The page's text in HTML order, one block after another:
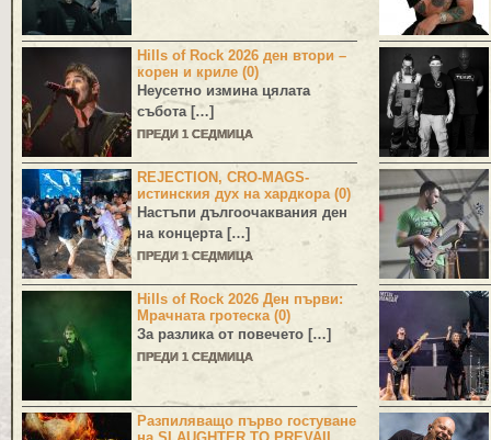
Hills of Rock 2026 ден втори –
корен и криле (0)
Неусетно измина цялата
събота […]
ПРЕДИ 1 СЕДМИЦА
REJECTION, CRO-MAGS-
истинския дух на хардкора (0)
Настъпи дългоочаквания ден
на концерта […]
ПРЕДИ 1 СЕДМИЦА
Hills of Rock 2026 Ден първи:
Мрачната гротеска (0)
За разлика от повечето […]
ПРЕДИ 1 СЕДМИЦА
Разпиляващо първо гостуване